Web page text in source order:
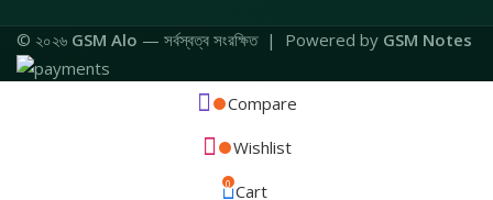
© ২০২৬ GSM Alo — সর্বস্বত্ব সংরক্ষিত | Powered by GSM Notes
Compare
Wishlist
0 Cart